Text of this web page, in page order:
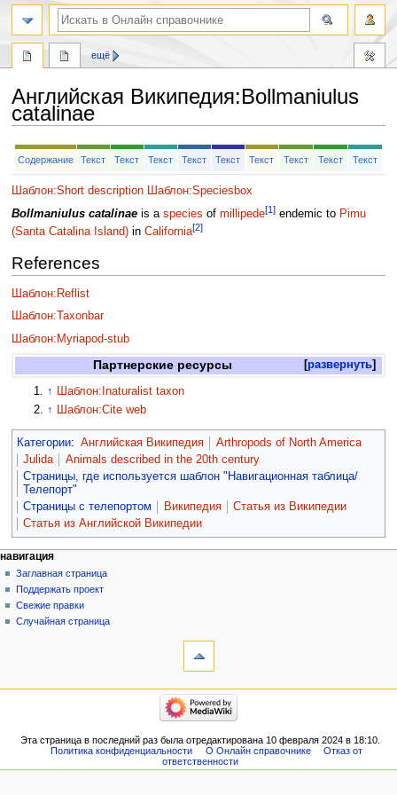
Английская Википедия:Bollmaniulus
catalinae
Перейти
Перейти
Содержание Текст Текст Текст Текст Текст Текст Текст Текст Текст
Шаблон:Short description
Шаблон:Speciesbox
Bollmaniulus catalinaeis a species of millipede[1]endemic to Pimu
(Santa Catalina Island)in California[2]
References
Шаблон:Reflist
Шаблон:Taxonbar
Шаблон:Myriapod-stub
развернуть
Партнерские ресурсы
↑ Шаблон:Inaturalist taxon
↑
Шаблон:Cite web
Категории: Английская Википедия
Arthropods of North America
Julida
Animals described in the 20th century
Страницы, где используется шаблон "Навигационная таблица/
Телепорт"
Страницы с телепортом
Википедия
Статья из Википедии
Статья из Английской Википедии
ещё
навигация
Заглавная страница
Поддержать проект
Свежие правки
Случайная страница
Эта страница в последний раз была отредактирована 10 февраля 2024 в 18:10.
Политика конфиденциальности
О Онлайн справочнике
Отказ от
ответственности